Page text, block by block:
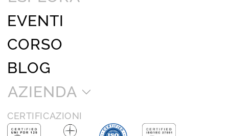
EVENTI
CORSO
BLOG
AZIENDA
CERTIFICAZIONI